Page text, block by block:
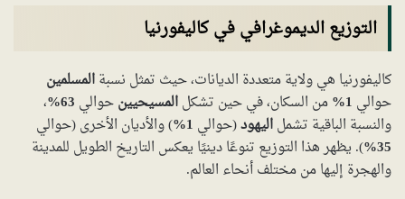
التوزيع الديموغرافي في كاليفورنيا
كاليفورنيا هي ولاية متعددة الديانات، حيث تمثل نسبةالمسلمين
حوالي 1% من السكان، في حين تشكلالمسيحيينحوالي 63% ،
والنسبة الباقية تشملاليهود(حوالي 1% ) والأديان الأخرى (حوالي
35% ). يظهر هذا التوزيع تنوعًا دينيًا يعكس التاريخ الطويل للمدينة
والهجرة إليها من مختلف أنحاء العالم.